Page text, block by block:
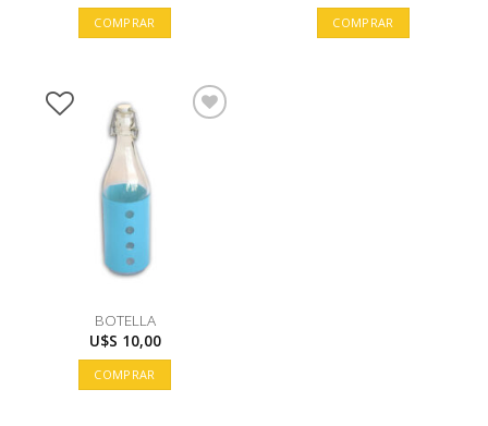
COMPRAR COMPRAR
BOTELLA
U$S 10,00
COMPRAR